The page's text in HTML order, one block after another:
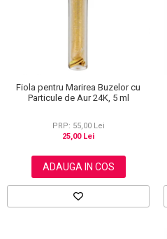
Scrub / Balsam de buze
Netestate pe Animale
Fiola pentru Marirea Buzelor cu
Particule de Aur 24K, 5 ml
PRP: 55,00 Lei
25,00 Lei
ADAUGA IN COS